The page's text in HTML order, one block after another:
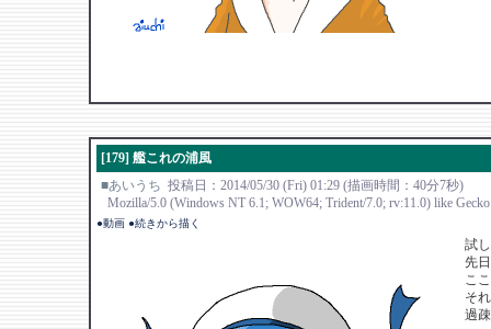
[179] 艦これの浦風
■あいうち 投稿日：2014/05/30 (Fri) 01:29 (描画時間：40分7秒)
Mozilla/5.0 (Windows NT 6.1; WOW64; Trident/7.0; rv:11.0) like Gecko
●動画 ●続きから描く
試
先
こ
そ
過